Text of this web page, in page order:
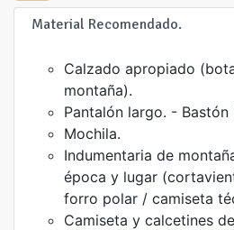
Material Recomendado.
Calzado apropiado
montaña).
Pantalón largo. -
Mochila.
Indumentaria de
época y lugar
forro polar / camiseta
Camiseta y calcetines